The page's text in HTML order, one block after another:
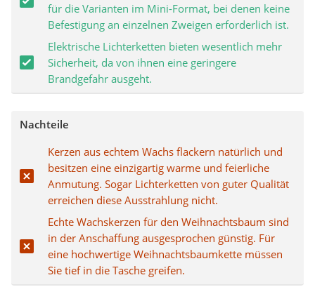
für die Varianten im Mini-Format, bei denen keine
Befestigung an einzelnen Zweigen erforderlich ist.
Elektrische Lichterketten bieten wesentlich mehr
Sicherheit, da von ihnen eine geringere
Brandgefahr ausgeht.
Nachteile
Kerzen aus echtem Wachs flackern natürlich und
besitzen eine einzigartig warme und feierliche
Anmutung. Sogar Lichterketten von guter Qualität
erreichen diese Ausstrahlung nicht.
Echte Wachskerzen für den Weihnachtsbaum sind
in der Anschaffung ausgesprochen günstig. Für
eine hochwertige Weihnachtsbaumkette müssen
Sie tief in die Tasche greifen.